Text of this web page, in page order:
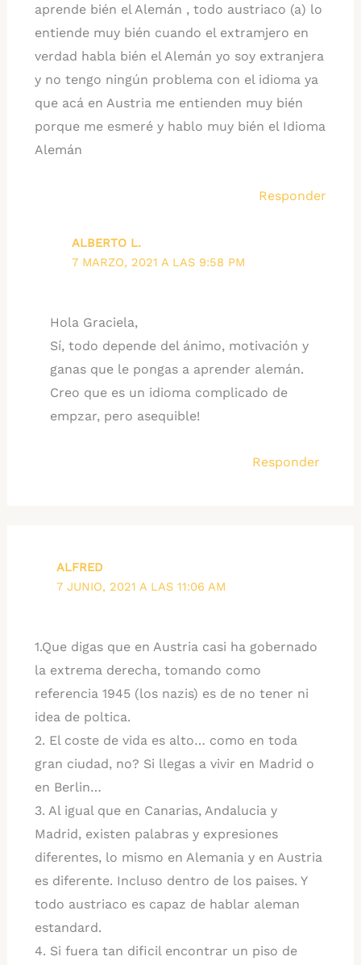
aprende bién el Alemán , todo austriaco (a) lo
entiende muy bién cuando el extramjero en
verdad habla bién el Alemán yo soy extranjera
y no tengo ningún problema con el idioma ya
que acá en Austria me entienden muy bién
porque me esmeré y hablo muy bién el Idioma
Alemán
Responder
ALBERTO L.
7 MARZO, 2021 A LAS 9:58 PM
Hola Graciela,
Sí, todo depende del ánimo, motivación y
ganas que le pongas a aprender alemán.
Creo que es un idioma complicado de
empzar, pero asequible!
Responder
ALFRED
7 JUNIO, 2021 A LAS 11:06 AM
1.Que digas que en Austria casi ha gobernado
la extrema derecha, tomando como
referencia 1945 (los nazis) es de no tener ni
idea de poltica.
2. El coste de vida es alto… como en toda
gran ciudad, no? Si llegas a vivir en Madrid o
en Berlin…
3. Al igual que en Canarias, Andalucia y
Madrid, existen palabras y expresiones
diferentes, lo mismo en Alemania y en Austria
es diferente. Incluso dentro de los paises. Y
todo austriaco es capaz de hablar aleman
estandard.
4. Si fuera tan dificil encontrar un piso de